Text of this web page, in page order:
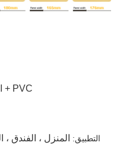
الميزات: تصميم ثلاثي الأبعاد + منقوش + PVC
التطبيق:
المنزل ، الفندق